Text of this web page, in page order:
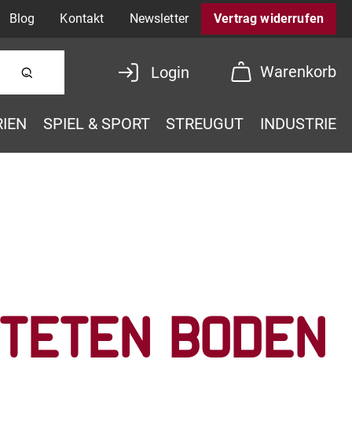
Blog Kontakt Newsletter Vertrag widerrufen
Login Warenkorb
SPIEL & SPORT STREUGUT INDUSTRIE
Boden